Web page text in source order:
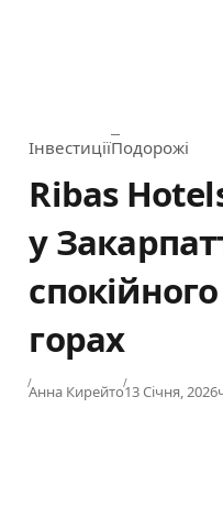
Category
ІнвестиціїПодорожі
Ribas
у
горах
Анна КирейтоPublished
13 Січня, 2026